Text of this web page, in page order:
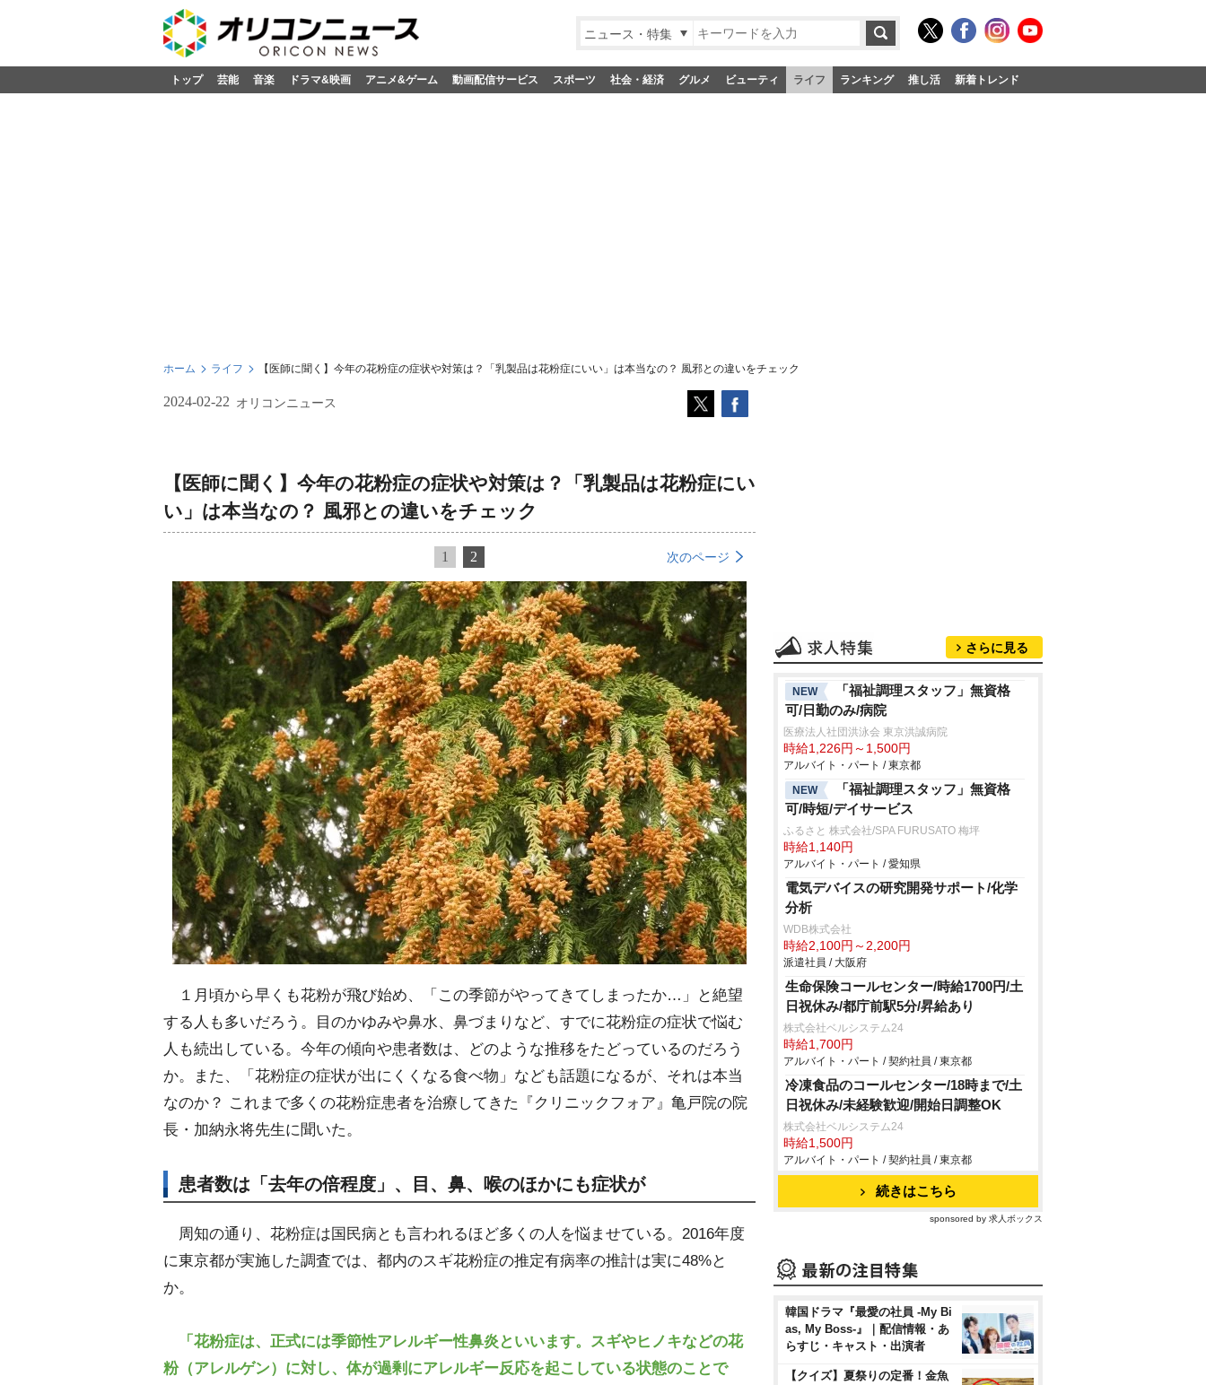
ニュース・特集
トップ 芸能 音楽 ドラマ&映画 アニメ&ゲーム 動画配信サービス スポーツ 社会・経済 グルメ ビューティ ライフ ランキング 推し活 新着トレンド
ホーム ライフ 【医師に聞く】今年の花粉症の症状や対策は？「乳製品は花粉症にいい」は本当なの？ 風邪との違いをチェック
2024-02-22 オリコンニュース
【医師に聞く】今年の花粉症の症状や対策は？「乳製品は花粉症にい
い」は本当なの？ 風邪との違いをチェック
1 2 次のページ
１月頃から早くも花粉が飛び始め、「この季節がやってきてしまったか…」と絶望
する人も多いだろう。目のかゆみや鼻水、鼻づまりなど、すでに花粉症の症状で悩む
人も続出している。今年の傾向や患者数は、どのような推移をたどっているのだろう
か。また、「花粉症の症状が出にくくなる食べ物」なども話題になるが、それは本当
なのか？ これまで多くの花粉症患者を治療してきた『クリニックフォア』亀戸院の院
長・加納永将先生に聞いた。
患者数は「去年の倍程度」、目、鼻、喉のほかにも症状が
周知の通り、花粉症は国民病とも言われるほど多くの人を悩ませている。2016年度
に東京都が実施した調査では、都内のスギ花粉症の推定有病率の推計は実に48%と
か。
「花粉症は、正式には季節性アレルギー性鼻炎といいます。スギやヒノキなどの花
粉（アレルゲン）に対し、体が過剰にアレルギー反応を起こしている状態のことで
さらに見る
NEW
「福祉調理スタッフ」無資格
可/日勤のみ/病院
医療法人社団洪泳会 東京洪誠病院
時給1,226円～1,500円
アルバイト・パート / 東京都
NEW
「福祉調理スタッフ」無資格
可/時短/デイサービス
ふるさと 株式会社/SPA FURUSATO 梅坪
時給1,140円
アルバイト・パート / 愛知県
電気デバイスの研究開発サポート/化学
分析
WDB株式会社
時給2,100円～2,200円
派遣社員 / 大阪府
生命保険コールセンター/時給1700円/土
日祝休み/都庁前駅5分/昇給あり
株式会社ベルシステム24
時給1,700円
アルバイト・パート / 契約社員 / 東京都
冷凍食品のコールセンター/18時まで/土
日祝休み/未経験歓迎/開始日調整OK
株式会社ベルシステム24
時給1,500円
アルバイト・パート / 契約社員 / 東京都
続きはこちら
sponsored by 求人ボックス
韓国ドラマ『最愛の社員 -My Bi
as, My Boss-』｜配信情報・あ
らすじ・キャスト・出演者
【クイズ】夏祭りの定番！金魚